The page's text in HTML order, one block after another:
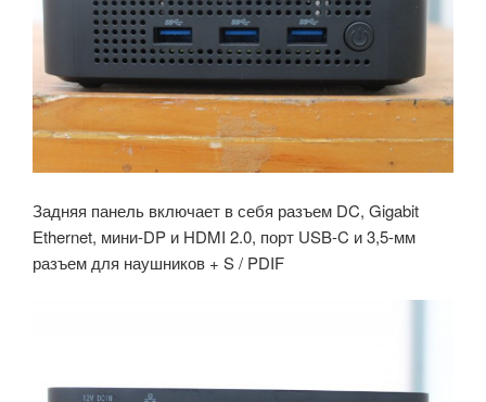
Задняя панель включает в себя разъем DC, Gigabit
Ethernet, мини-DP и HDMI 2.0, порт USB-C и 3,5-мм
разъем для наушников + S / PDIF